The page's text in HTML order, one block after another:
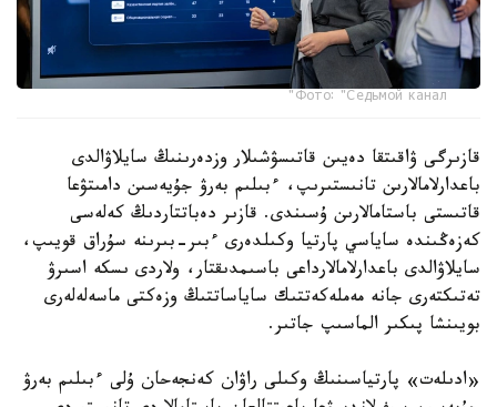
Фото: "Седьмой канал"
قازىرگى ۋاقىتقا دەيىن قاتىسۋشىلار وزدەرىنىڭ سايلاۋالدى
باعدارلامالارىن تانىستىرىپ، ءبىلىم بەرۋ جۇيەسىن دامىتۋعا
قاتىستى باستامالارىن ۇسىندى. قازىر دەباتتاردىڭ كەلەسى
كەزەڭىندە ساياسي پارتيا وكىلدەرى ءبىر-بىرىنە سۇراق قويىپ،
سايلاۋالدى باعدارلامالارداعى باسىمدىقتار، ولاردى ىسكە اسىرۋ
تەتىكتەرى جانە مەملەكەتتىك ساياساتتىڭ وزەكتى ماسەلەلەرى
بويىنشا پىكىر الماسىپ جاتىر.
«ادىلەت» پارتياسىنىڭ وكىلى راۋان كەنجەحان ۇلى ءبىلىم بەرۋ